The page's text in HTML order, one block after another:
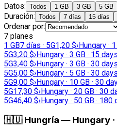
Datos: Todos 1 GB 3 GB 5 GB
Duración: Todos 7 días 15 días
Ordenar por:
7 planes
1 GB7 días · 5G1,20 $›Hungary ·
5G3,20 $›Hungary · 3 GB · 15 days
5G3,40 $›Hungary · 3 GB · 30 days
5G5,00 $›Hungary · 5 GB · 30 days
5G9,00 $›Hungary · 10 GB · 30
5G17,30 $›Hungary · 20 GB · 30
5G46,40 $›Hungary · 50 GB · 180
🇭🇺 Hungría — Hungary ·